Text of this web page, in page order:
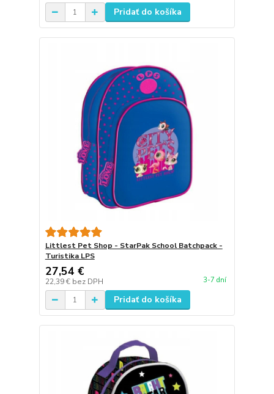
Pridať do košíka
Littlest Pet Shop - StarPak School Batchpack -
Turistika LPS
27,54 €
22,39 € bez DPH 3-7 dní
Pridať do košíka